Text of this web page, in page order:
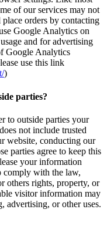
of our services may not
orders by contacting
Google Analytics on
and for advertising
Google Analytics
use this link
)
parties?
to outside parties your
not include trusted
website, conducting our
parties agree to keep this
your information
comply with the law,
others rights, property, or
visitor information may
advertising, or other uses.